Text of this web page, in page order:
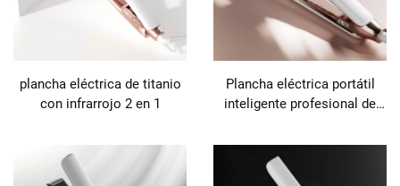
Preguntas Frecuentes
Contáctanos
plancha eléctrica de titanio
con infrarrojo 2 en 1
Plancha eléctrica portátil
inteligente profesional de